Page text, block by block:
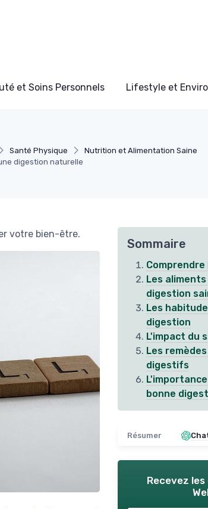
et Soins Personnels Lifestyle et
Santé Physique
Nutrition et Alimentation Saine
digestion naturelle
votre bien-être.
Sommaire
Les
digestion
Les
digestion
L'impact du
Les
digestifs
bonne
Résumer
Recevez